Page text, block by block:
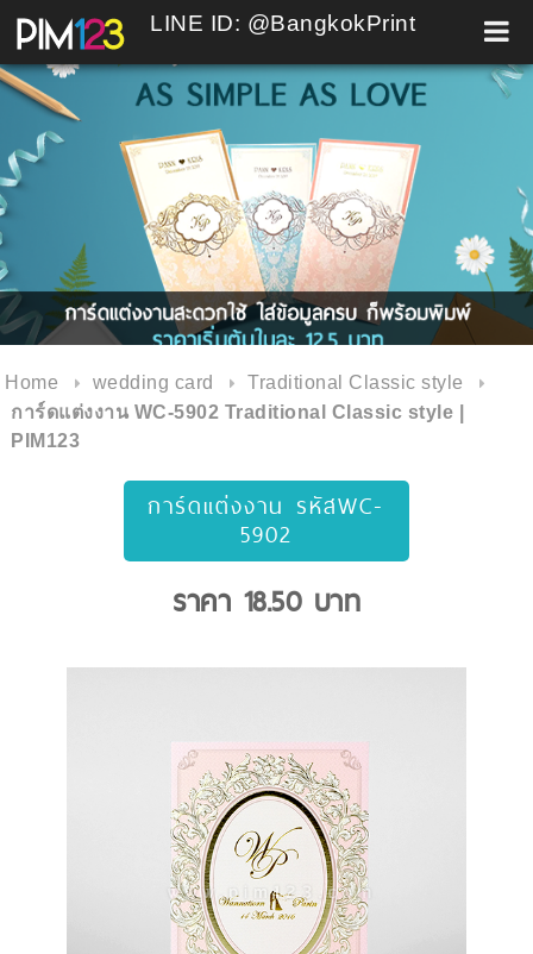
Skip
to
content
LINE ID: @BangkokPrint
Home wedding card
Traditional Classic style
การ์ดแต่งงาน WC-5902 Traditional Classic style |
PIM123
การ์ดแต่งงาน รหัสWC-
5902
ราคา 18.50 บาท